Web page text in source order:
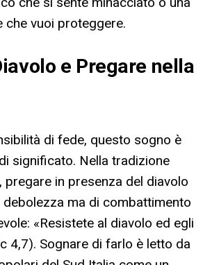
che vuoi proteggere.
e Pregare nella
di fede, questo sogno è
significato. Nella tradizione
pregare in presenza del diavolo
debolezza ma di combattimento
«Resistete al diavolo ed egli
4,7). Sognare di farlo è letto da